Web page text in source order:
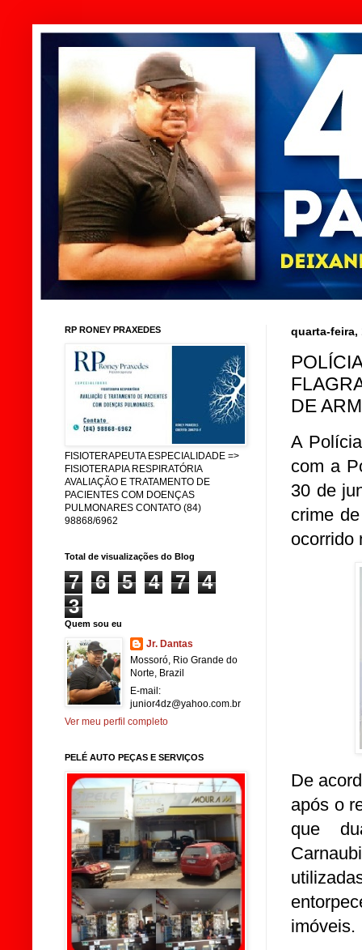
quarta-feira,
DE
A
com a
30 de
crime
ocorrido
De
após o
que
imóveis.
RP RONEY PRAXEDES
FISIOTERAPEUTA ESPECIALIDADE =>
FISIOTERAPIA RESPIRATÓRIA
AVALIAÇÃO E TRATAMENTO DE
PACIENTES COM DOENÇAS
PULMONARES CONTATO (84)
98868/6962
Total de visualizações do Blog
7 6 5 4 7
4
3
Quem sou eu
Jr. Dantas
Mossoró, Rio Grande do
Norte, Brazil
E-mail:
junior4dz@yahoo.com.br
Ver meu perfil completo
PELÉ AUTO PEÇAS E SERVIÇOS